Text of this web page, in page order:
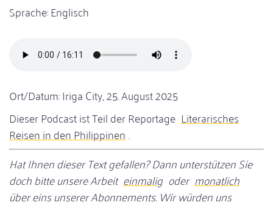
Sprache: Englisch
Audiodatei
Ort/Datum: Iriga City, 25. August 2025
Dieser Podcast ist Teil der Reportage Literarisches
Reisen in den Philippinen.
Hat Ihnen dieser Text gefallen? Dann unterstützen Sie
doch bitte unsere Arbeit einmalig oder monatlich
über eins unserer Abonnements. Wir würden uns